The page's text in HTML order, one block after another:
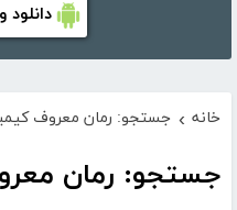
خانه › جستجو: رمان معروف
جستجو: رمان